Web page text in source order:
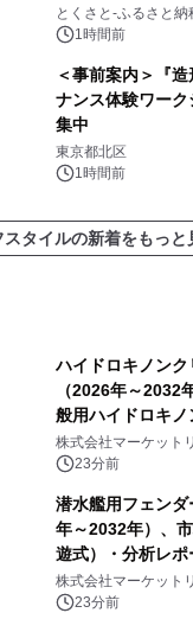
とくさと-ふるさと
1時間前
＜事前案内＞『
ナンス体験ワー
集中
東京都北区
1時間前
スタイルの新着をもっと
ハイドロキノン
（2026年～2032
般用ハイドロキ
ハイドロキノンク
ートを発表
株式会社マーケット
23分前
潜水艦用フェン
年～2032年）、
遊式）・分析レポ
株式会社マーケット
23分前